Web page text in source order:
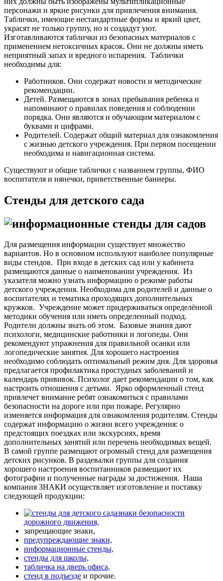
персонажи и яркие рисунки для привлечения внимания.
Таблички, имеющие нестандартные формы и яркий цвет,
украсят не только группу, но и создадут уют.
Изготавливаются таблички из безопасных материалов с
применением нетоксичных красок. Они не должны иметь
неприятный запах и вредного испарения. Таблички
необходимы для:
Работников. Они содержат новости и методические
рекомендации.
Детей. Размещаются в зонах пребывания ребенка и
напоминают о правилах поведения и соблюдении
порядка. Они являются и обучающим материалом с
буквами и цифрами.
Родителей. Содержат общий материал для ознакомления
с жизнью детского учреждения. При первом посещении
необходима и навигационная система.
Существуют и общие таблички с названием группы, ФИО
воспитателя и нянечки, приветственные баннеры.
Стенды для детского сада
Для размещения информации существует множество
вариантов. Но в основном используют наиболее популярные
виды стендов. При входе в детских сад или у кабинета
размещаются данные о наименовании учреждения. Из
указателя можно узнать информацию о режиме работы
детского учреждения. Необходима для родителей и данные о
воспитателях и тематика проходящих дополнительных
кружков. Учреждение может придерживаться определённой
методики обучения или иметь определенный подход.
Родители должны знать об этом. Базовые знания дают
психологи, медицинские работники и логопеды. Они
рекомендуют упражнения для правильной осанки или
логопедические занятия. Для хорошего настроения
необходимо соблюдать оптимальный режим дня. Для здоровья
предлагается профилактика простудных заболеваний и
календарь прививок. Психолог дает рекомендации о том, как
настроить отношения с детьми. Ярко оформленный стенд
привлечет внимание ребят ознакомиться с правилами
безопасности на дороге или при пожаре. Регулярно
изменяется информация для ознакомления родителям. Стенды
содержат информацию о жизни всего учреждения: о
предстоящих поездках или экскурсиях, время
дополнительных занятий или перечень необходимых вещей.
В самой группе размещают огромный стенд для размещения
детских рисунков. В раздевалки группы для создания
хорошего настроения воспитанников размещают их
фотографии и полученные награды за достижения. Наша
компания ЗНАКИ осуществляет изготовление и поставку
следующей продукции:
знаки безопасности
дорожного движения,
запрещающие знаки,
предупреждающие знаки,
информационные стенды,
стенды для школы,
табличка на дверь офиса,
стенд в подъезде и прочие.